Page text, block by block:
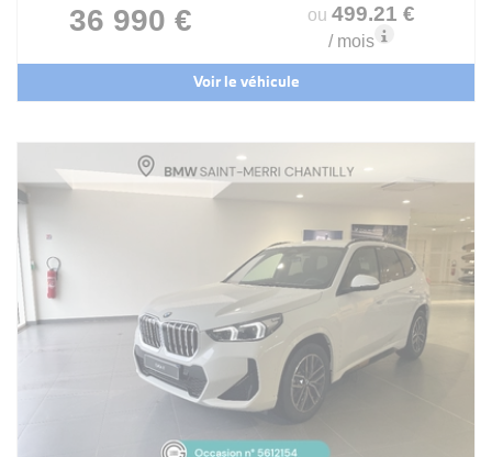
36 990 € ou 499.21 €
/ mois
Voir le véhicule